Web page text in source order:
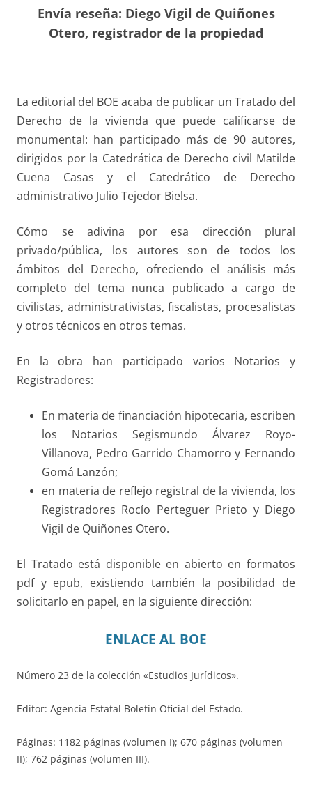
Envía reseña: Diego Vigil de Quiñones
Otero, registrador de la propiedad
La editorial del BOE acaba de publicar un Tratado del
Derecho de la vivienda que puede calificarse de
monumental: han participado más de 90 autores,
dirigidos por la Catedrática de Derecho civil Matilde
Cuena Casas y el Catedrático de Derecho
administrativo Julio Tejedor Bielsa.
Cómo se adivina por esa dirección plural
privado/pública, los autores son de todos los
ámbitos del Derecho, ofreciendo el análisis más
completo del tema nunca publicado a cargo de
civilistas, administrativistas, fiscalistas, procesalistas
y otros técnicos en otros temas.
En la obra han participado varios Notarios y
Registradores:
En materia de financiación hipotecaria, escriben
los Notarios Segismundo Álvarez Royo-
Villanova, Pedro Garrido Chamorro y Fernando
Gomá Lanzón;
en materia de reflejo registral de la vivienda, los
Registradores Rocío Perteguer Prieto y Diego
Vigil de Quiñones Otero.
El Tratado está disponible en abierto en formatos
pdf y epub, existiendo también la posibilidad de
solicitarlo en papel, en la siguiente dirección:
ENLACE AL BOE
Número 23 de la colección «Estudios Jurídicos».
Editor: Agencia Estatal Boletín Oficial del Estado.
Páginas: 1182 páginas (volumen I); 670 páginas (volumen
II); 762 páginas (volumen III).